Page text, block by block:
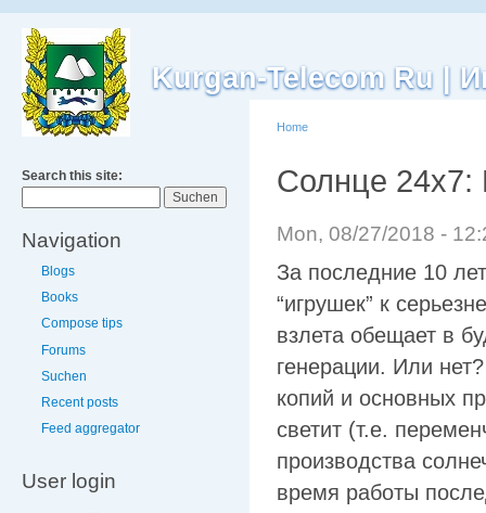
Kurgan-Telecom Ru |
Search this site:
Navigation
Blogs
Books
Compose tips
Forums
Suchen
Recent posts
Feed aggregator
User login
Home
Солнце 24х7:
Mon, 08/27/2018 -
За последние 10
“игрушек” к
взлета обещает в
генерации. Или
копий и основных
светит (т.е.
производства
время работы